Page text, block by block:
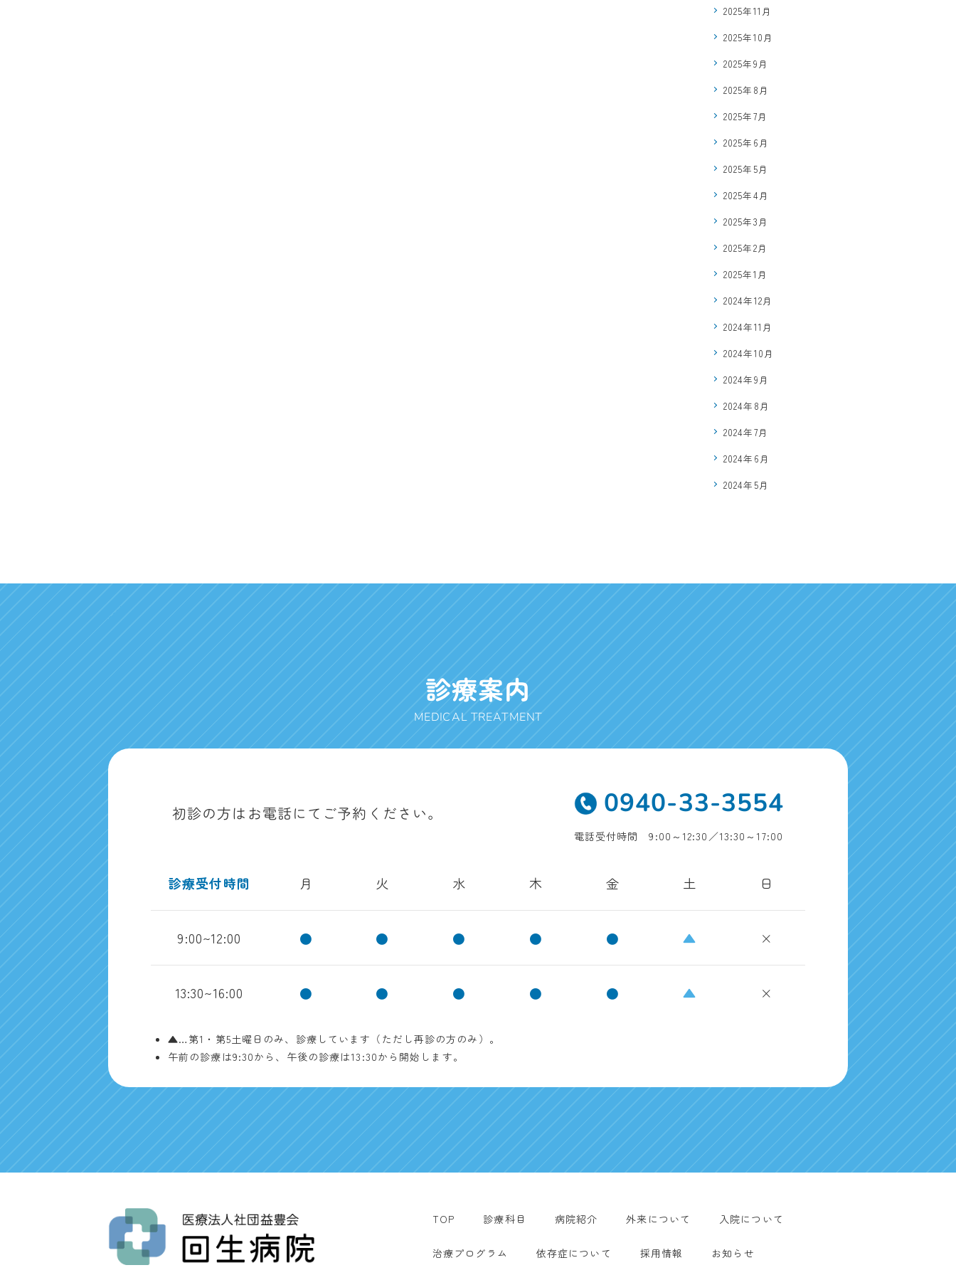
2025年11月
2025年10月
2025年9月
2025年8月
2025年7月
2025年6月
2025年5月
2025年4月
2025年3月
2025年2月
2025年1月
2024年12月
2024年11月
2024年10月
2024年9月
2024年8月
2024年7月
2024年6月
2024年5月
診療案内
MEDICAL TREATMENT
初診の方はお電話にてご予約ください。 0940-33-3554
電話受付時間 9:00～12:30／13:30～17:00
診療受付時間 月 火 水 木 金 土 日
9:00~12:00 ● ● ● ● ● ▲ ×
13:30~16:00 ● ● ● ● ● ▲ ×
▲…第1・第5土曜日のみ、診療しています（ただし再診の方のみ）。
午前の診療は9:30から、午後の診療は13:30から開始します。
TOP 診療科目 病院紹介 外来について 入院について
治療プログラム 依存症について 採用情報 お知らせ